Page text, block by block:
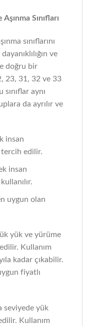
Sınıfları
sınıflarını
ve
doğru bir
23, 31, 32 ve 33
aynı
da ayrılır ve
insan
edilir.
insan
uygun olan
yük ve yürüme
Kullanım
kadar çıkabilir.
fiyatlı
seviyede yük
Kullanım